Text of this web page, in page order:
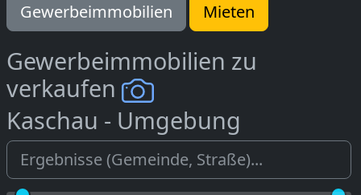
Gewerbeimmobilien
Mieten
Gewerbeimmobilien zu
verkaufen
Kaschau - Umgebung